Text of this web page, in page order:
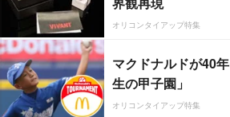
オリコンタイアップ特集
マクドナルドが40
生の甲子園」
オリコンタイアップ特集